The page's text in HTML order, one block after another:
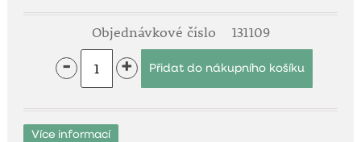
Objednávkové číslo 131109
- +
Více informací